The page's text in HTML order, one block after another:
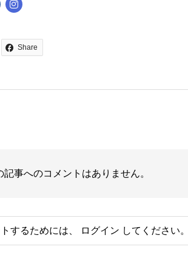
Share
記事へのコメントはありません。
するためには、 ログイン してください。